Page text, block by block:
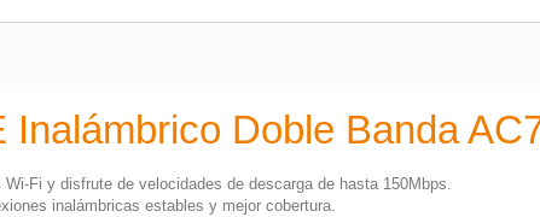
Inalámbrico Doble Banda
Fi y disfrute de velocidades de descarga de hasta 150Mbps.
inalámbricas estables y mejor cobertura.